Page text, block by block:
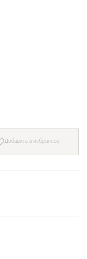
Добавить в избранное